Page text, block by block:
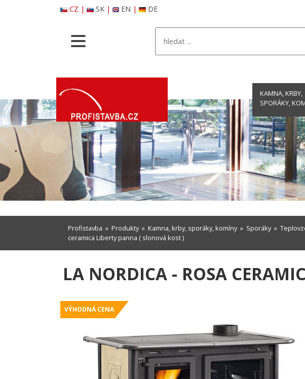
CZ | SK| EN | DE
KAMNA, KRBY,
SPORÁKY,
Profistavba » Produkty» Kamna, krby, sporáky, komíny» Sporáky»
ceramica Liberty panna ( slonová kost )
LA NORDICA - ROSA
VÝHODNÁ CENA